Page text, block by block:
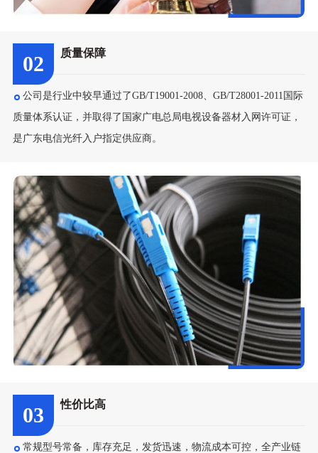
02 质量保障
公司是行业中较早通过了GB/T19001-2008、GB/T28001-2011国际
质量体系认证，并取得了国家广电总局电视设备器材入网许可证，
是广东电信光纤入户指定供应商。
03 性价比高
常规型号常备，库存充足，发货迅速，物流成本可控，全产业链